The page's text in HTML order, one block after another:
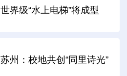
世界级“水上电梯”将成型
苏州：校地共创“同里诗光”